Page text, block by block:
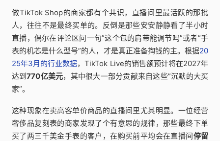
做TikTok Shop的商家都有个共识，直播间里最活跃的那批
人，往往不是最终买单的。反倒是那些安安静静看了半小时
直播，偶尔在评论区问一句”这个包的肩带能调节吗”或者”手
表的机芯是什么型号”的人，才是真正准备掏钱的主。根据20
25年3月的行业数据，TikTok Live的销售额预计将在2027年
达到770亿美元，其中很大一部分贡献来自这些”沉默的大买
家”。
这种现象在卖高客单价商品的直播间里尤其明显。一位经营
奢侈品复刻表的商家发现了个有意思的规律，那些最终下单
买了两三千美金手表的客户，在购买前平均会在直播间停留